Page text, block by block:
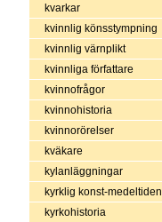
kvarkar
kvinnlig könsstympning
kvinnlig värnplikt
kvinnliga författare
kvinnofrågor
kvinnohistoria
kvinnorörelser
kväkare
kylanläggningar
kyrklig konst-medeltiden
kyrkohistoria